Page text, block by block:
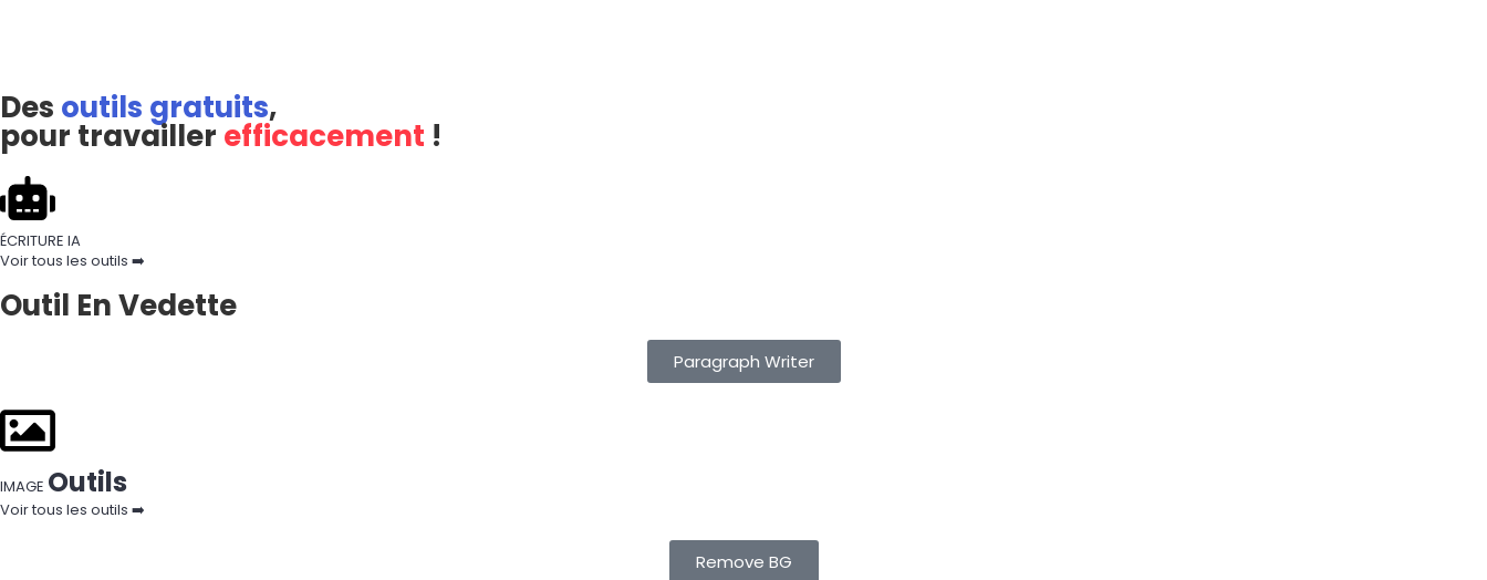
Des outils gratuits,
pour travailler efficacement !
ÉCRITURE IA
Voir tous les outils ➡️
Outil En Vedette
Paragraph Writer
IMAGE Outils
Voir tous les outils ➡️
Remove BG